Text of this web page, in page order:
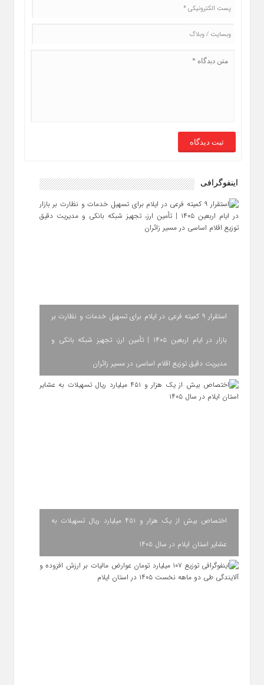
اینفوگرافی
استقرار ۹ کمیته فرعی در ایلام برای تسهیل خدمات و نظارت بر
بازار در ایام اربعین ۱۴۰۵ | تأمین ارز، تجهیز شبکه بانکی و
مدیریت دقیق توزیع اقلام اساسی در مسیر زائران
اختصاص بیش از یک هزار و ۴۵۱ میلیارد ریال تسهیلات به
عشایر استان ایلام در سال ۱۴۰۵